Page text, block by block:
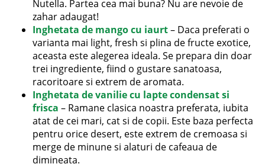
Nutella. Partea cea mai buna? Nu are nevoie de
zahar adaugat!
Inghetata de mango cu iaurt– Daca preferati o
varianta mai light, fresh si plina de fructe exotice,
aceasta este alegerea ideala. Se prepara din doar
trei ingrediente, fiind o gustare sanatoasa,
racoritoare si extrem de aromata.
Inghetata de vanilie cu lapte condensat si
frisca – Ramane clasica noastra preferata, iubita
atat de cei mari, cat si de copii. Este baza perfecta
pentru orice desert, este extrem de cremoasa si
merge de minune si alaturi de cafeaua de
dimineata.